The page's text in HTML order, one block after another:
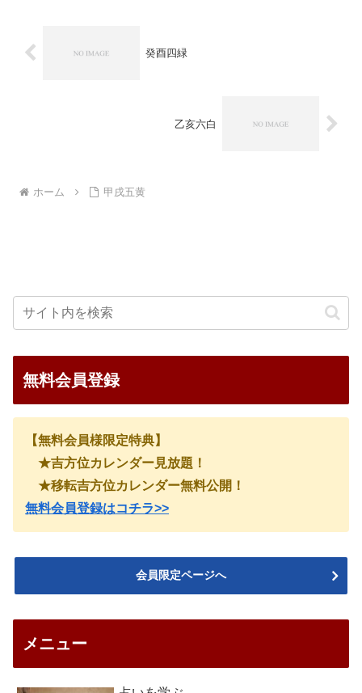
癸酉四緑
乙亥六白
ホーム 甲戌五黄
無料会員登録
【無料会員様限定特典】
★吉方位カレンダー見放題！
★移転吉方位カレンダー無料公開！
無料会員登録はコチラ>>
会員限定ページへ
メニュー